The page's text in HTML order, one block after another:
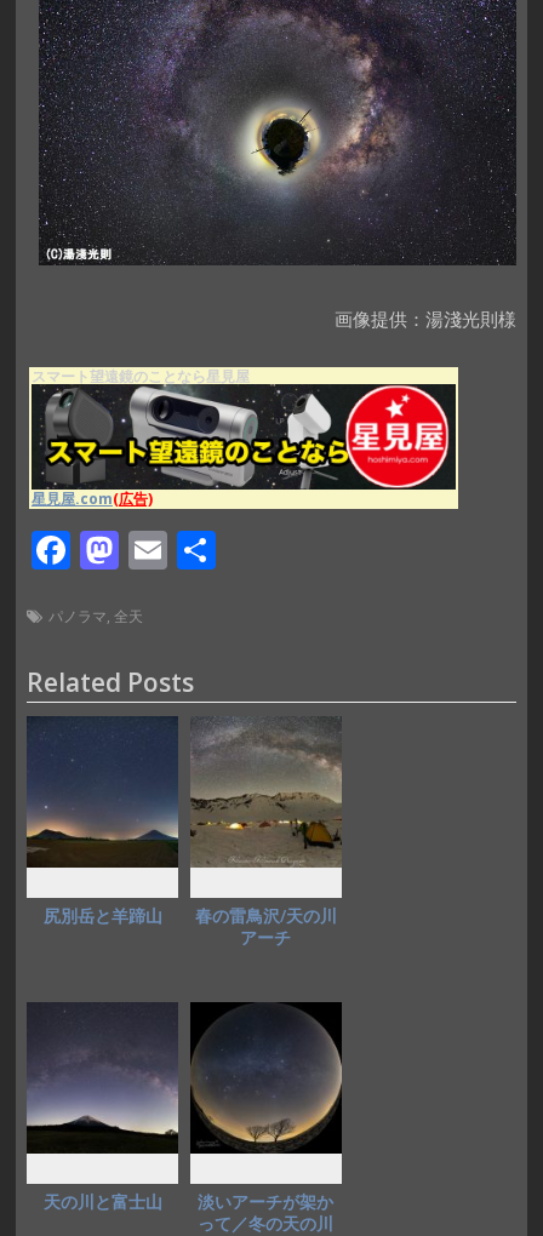
画像提供：湯淺光則様
スマート望遠鏡のことなら星見屋
星見屋.com(広告)
F
e
b
o
o
M
to
d
o
E
l
共
パノラマ, 全天
Related Posts
尻別岳と羊蹄山
春の雷鳥沢/天の川
アーチ
天の川と富士山
淡いアーチが架か
って／冬の天の川